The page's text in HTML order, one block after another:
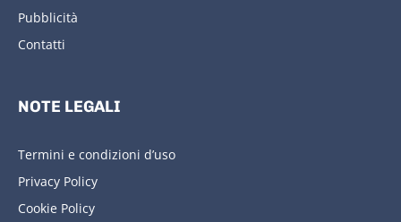
Pubblicità
Contatti
NOTE LEGALI
Termini e condizioni d’uso
Privacy Policy
Cookie Policy